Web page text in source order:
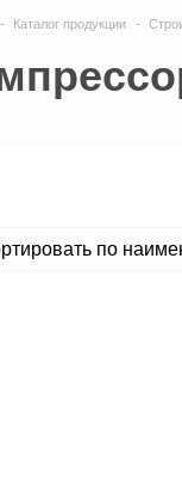
Каталог продукции